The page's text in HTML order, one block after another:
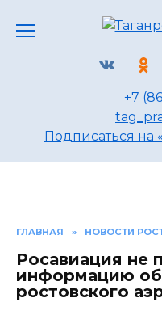
+7
Подписаться на
ГЛАВНАЯ » НОВОСТИ
Росавиация не
информацию
ростовского